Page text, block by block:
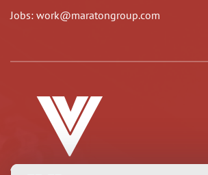
Jobs: work@maratongroup.com